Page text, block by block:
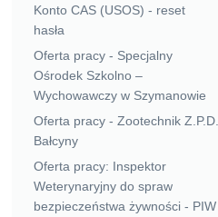
Konto CAS (USOS) - reset
hasła
Oferta pracy - Specjalny
Ośrodek Szkolno –
Wychowawczy w Szymanowie
Oferta pracy - Zootechnik Z.P.D.
Bałcyny
Oferta pracy: Inspektor
Weterynaryjny do spraw
bezpieczeństwa żywności - PIW